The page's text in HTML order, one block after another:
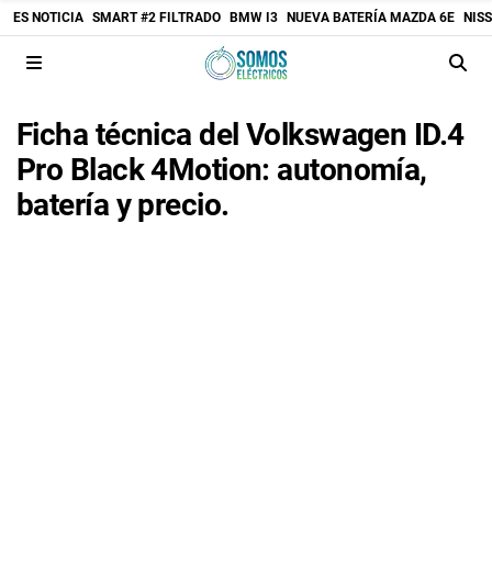
ES NOTICIA SMART #2 FILTRADO BMW I3 NUEVA BATERÍA MAZDA 6E
Ficha técnica del Volkswagen ID.4
Pro Black 4Motion: autonomía,
batería y precio.